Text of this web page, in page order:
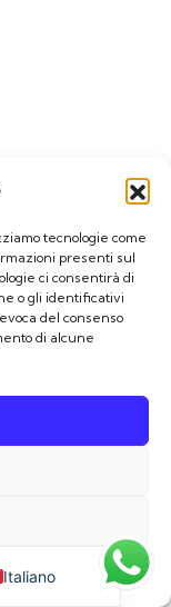
tecnologie come
presenti sul
ci consentirà di
o gli identificativi
del consenso
di alcune
Italiano